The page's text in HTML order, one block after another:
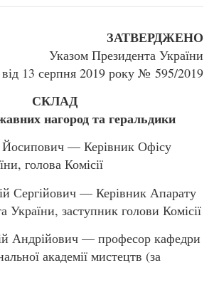
ЗАТВЕРДЖЕНО
Указом Президента України
від 13 серпня 2019 року № 595/2019
СКЛАД
нагород та геральдики
— Керівник Офісу
голова Комісії
Сергійович — Керівник Апарату
України, заступник голови Комісії
Андрійович — професор кафедри
академії мистецтв (за